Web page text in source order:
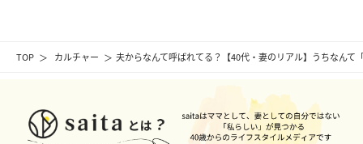
TOP カルチャー 夫からなんて呼ばれてる？【40代・妻のリアル】うちなん